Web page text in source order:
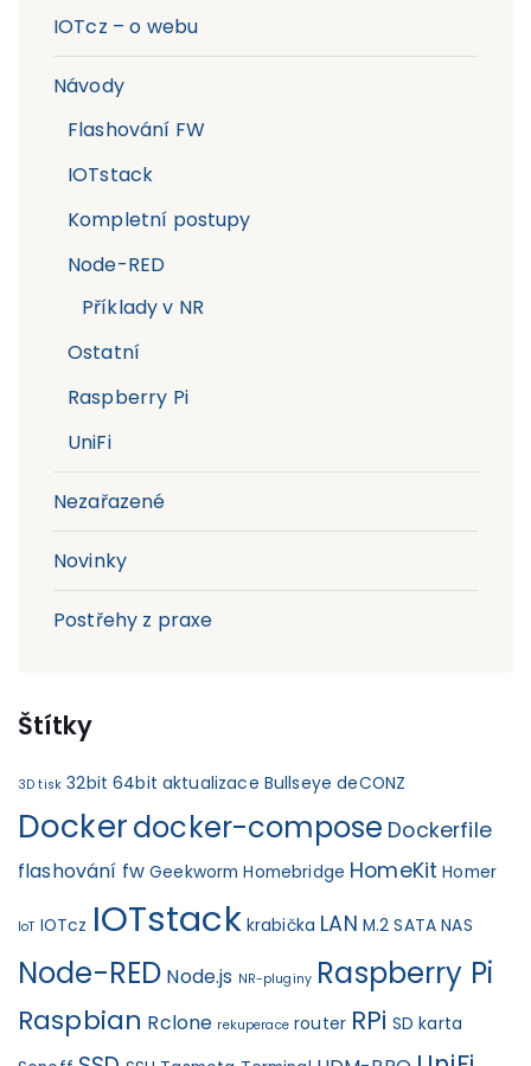
IOTcz – o webu
Návody
Flashování FW
IOTstack
Kompletní postupy
Node-RED
Příklady v NR
Ostatní
Raspberry Pi
UniFi
Nezařazené
Novinky
Postřehy z praxe
Štítky
3D tisk 32bit 64bit aktualizace Bullseye deCONZ
Dockerdocker-compose Dockerfile
flashování fw Geekworm Homebridge HomeKit Homer
IoT IOTcz IOTstack krabička LAN M.2 SATA NAS
Node-RED Node.js NR-pluginy Raspberry Pi
Raspbian Rclone rekuperace router RPi SD karta